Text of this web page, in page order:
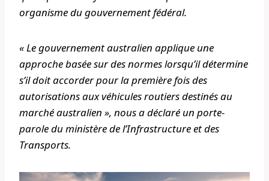
organisme du gouvernement fédéral.
« Le gouvernement australien applique une
approche basée sur des normes lorsqu’il détermine
s’il doit accorder pour la première fois des
autorisations aux véhicules routiers destinés au
marché australien », nous a déclaré un porte-
parole du ministère de l’Infrastructure et des
Transports.